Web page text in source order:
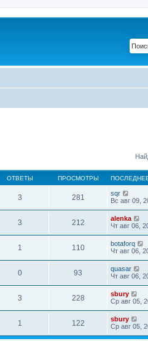
ОТВЕТЫ ПРОСМОТРЫ
3 281
sqr
Вс авг 09,
3 212
alenka
Чт авг 06,
1 110
botaforq
Чт авг 06,
0 93
quasar
Чт авг 06,
3 228
sbury
Ср авг 05,
1 122
sbury
Ср авг 05,